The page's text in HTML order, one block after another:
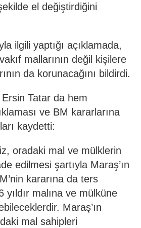
el değiştirdiğini
ilgili yaptığı açıklamada,
mallarının değil kişilere
da korunacağını bildirdi.
Tatar da hem
ve BM kararlarına
kaydetti:
oradaki mal ve mülklerin
edilmesi şartıyla Maraş’ın
kararına da ters
yıldır malına ve mülküne
Maraş’ın
mal sahipleri